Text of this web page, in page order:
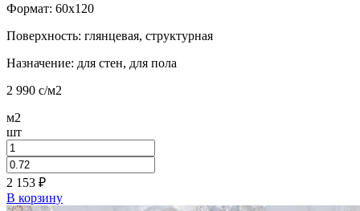
Формат: 60x120
Поверхность: глянцевая, структурная
Назначение: для стен, для пола
2 990 c/м2
м2
шт
2 153 ₽
В корзину